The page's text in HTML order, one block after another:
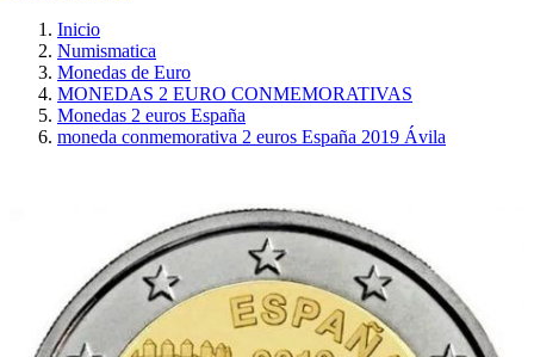
Inicio
Numismatica
Monedas de Euro
MONEDAS 2 EURO CONMEMORATIVAS
Monedas 2 euros España
moneda conmemorativa 2 euros España 2019 Ávila